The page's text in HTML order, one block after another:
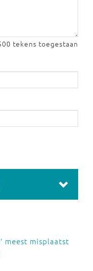
tekens toegestaan
misplaatst